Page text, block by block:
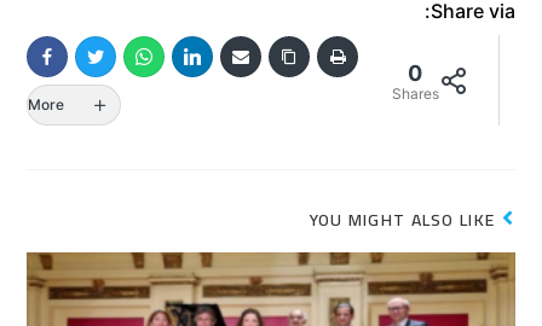
Share via:
0
Shares
More
YOU MIGHT ALSO LIKE